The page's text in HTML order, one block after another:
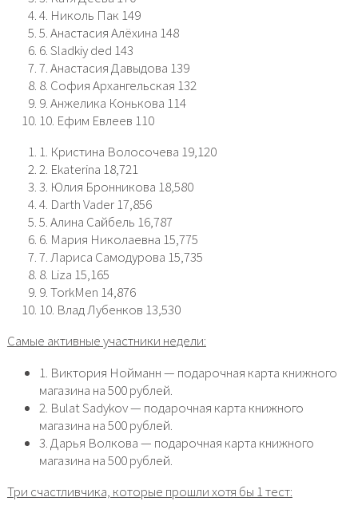
4. Николь Пак 149
5. Анастасия Алёхина 148
6. Sladkiy ded 143
7. Анастасия Давыдова 139
8. София Архангельская 132
9. Анжелика Конькова 114
10. Ефим Евлеев 110
1. Кристина Волосочева 19,120
2. Ekaterina 18,721
3. Юлия Бронникова 18,580
4. Darth Vader 17,856
5. Алина Сайбель 16,787
6. Мария Николаевна 15,775
7. Лариса Самодурова 15,735
8. Liza 15,165
9. TorkMen 14,876
10. Влад Лубенков 13,530
Самые активные участники недели:
1. Виктория Нойманн — подарочная карта книжного
магазина на 500 рублей.
2. Bulat Sadykov — подарочная карта книжного
магазина на 500 рублей.
3. Дарья Волкова — подарочная карта книжного
магазина на 500 рублей.
Три счастливчика, которые прошли хотя бы 1 тест: